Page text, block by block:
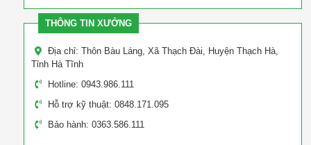
THÔNG TIN XƯỞNG
Địa chỉ: Thôn Bàu Láng, Xã Thạch Đài, Huyện Thạch Hà,
Tỉnh Hà Tĩnh
Hotline: 0943.986.111
Hỗ trợ kỹ thuật: 0848.171.095
Bảo hành: 0363.586.111